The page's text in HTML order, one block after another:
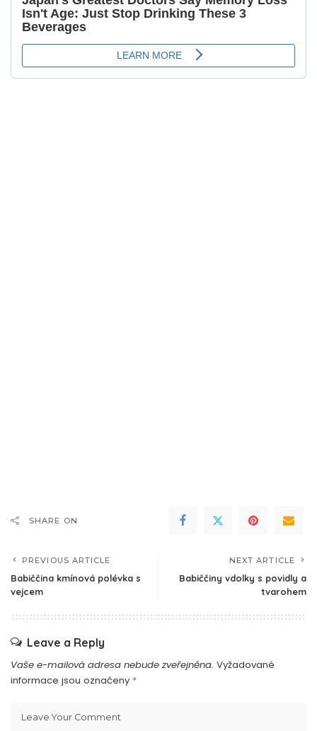
SHARE ON
PREVIOUS ARTICLE
Babiččina kmínová polévka s
vejcem
NEXT ARTICLE
Babiččiny vdolky s povidly a
tvarohem
Leave a Reply
Vaše e-mailová adresa nebude zveřejněna. Vyžadované
informace jsou označeny *